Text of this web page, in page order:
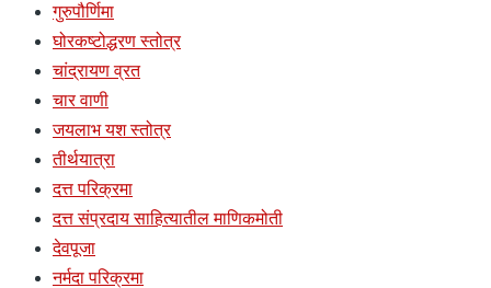
गुरुपौर्णिमा
घोरकष्टोद्धरण स्तोत्र
चांद्रायण व्रत
चार वाणी
जयलाभ यश स्तोत्र
तीर्थयात्रा
दत्त परिक्रमा
दत्त संप्रदाय साहित्यातील माणिकमोती
देवपूजा
नर्मदा परिक्रमा